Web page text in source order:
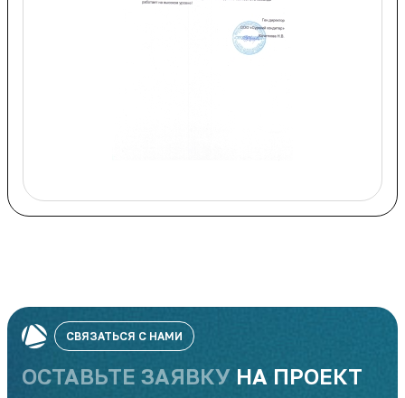
СВЯЗАТЬСЯ С НАМИ
ОСТАВЬТЕ ЗАЯВКУ НА ПРОЕКТ